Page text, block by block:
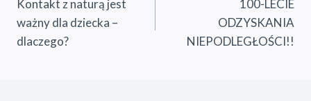
wpisu
Kontakt z naturą jest
ważny dla dziecka –
dlaczego?
100-LECIE
ODZYSKANIA
NIEPODLEGŁOŚCI!!